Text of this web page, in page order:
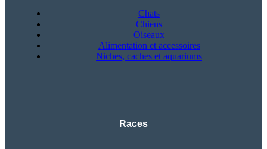
Chats
Chiens
Oiseaux
Alimentation et accessoires
Niches, caches et aquariums
Races